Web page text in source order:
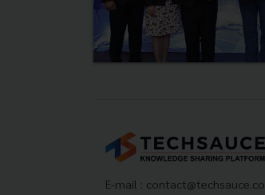
E-mail : contact@techsauce.co